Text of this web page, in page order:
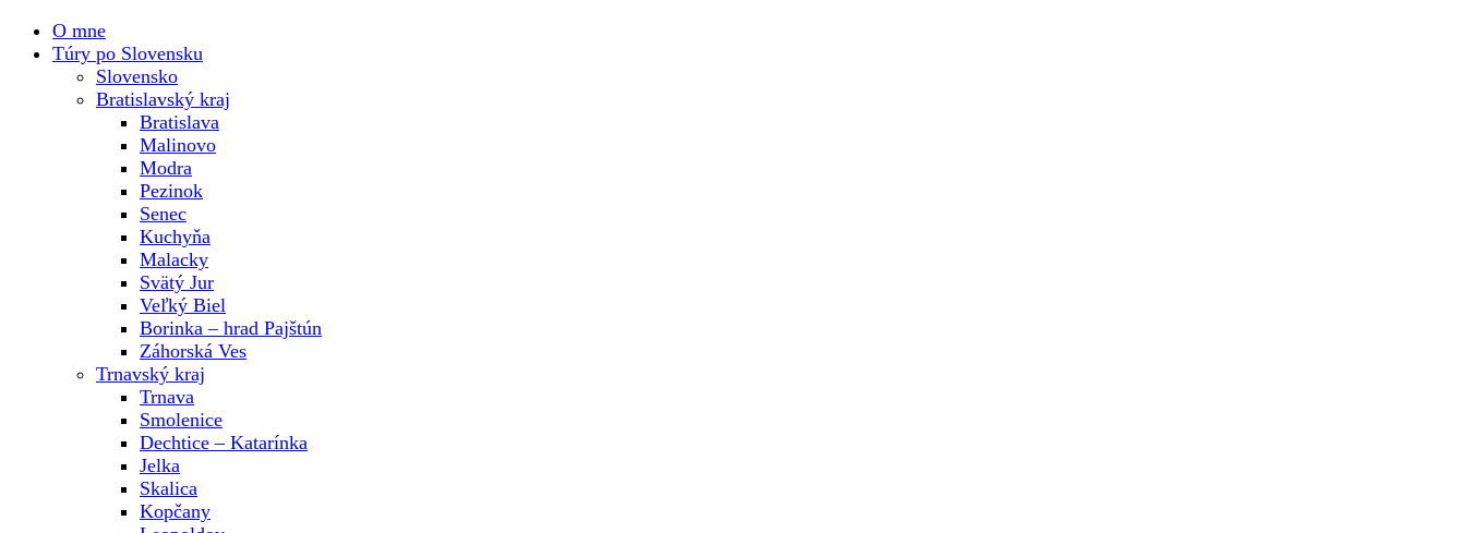
O mne
Túry po Slovensku
Slovensko
Bratislavský kraj
Bratislava
Malinovo
Modra
Pezinok
Senec
Kuchyňa
Malacky
Svätý Jur
Veľký Biel
Borinka – hrad Pajštún
Záhorská Ves
Trnavský kraj
Trnava
Smolenice
Dechtice – Katarínka
Jelka
Skalica
Kopčany